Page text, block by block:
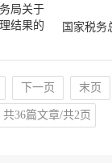
局关于
结果的
下一页 末页
共36篇文章/共2页